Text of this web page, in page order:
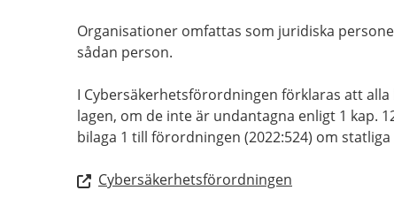
Organisationer omfattas som juridiska
sådan person.
I Cybersäkerhetsförordningen förklaras att
lagen, om de inte är undantagna enligt 1 kap.
bilaga 1 till förordningen (2022:524) om
Cybersäkerhetsförordningen